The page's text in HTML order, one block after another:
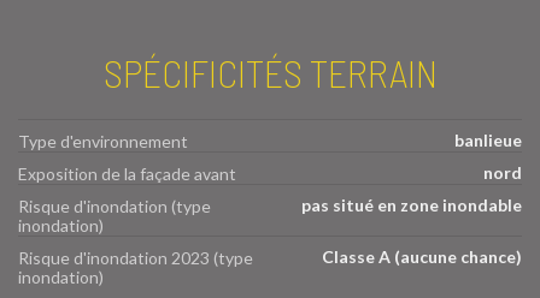
SPÉCIFICITÉS TERRAIN
Type d'environnement
banlieue
Exposition de la façade avant
nord
Risque d'inondation (type
inondation)
pas situé en zone inondable
Risque d'inondation 2023 (type
inondation)
Classe A (aucune chance)